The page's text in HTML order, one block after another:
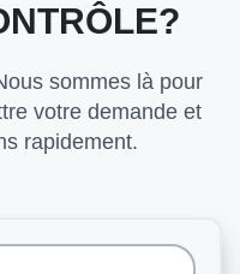
sommes là pour
votre demande et
rapidement.